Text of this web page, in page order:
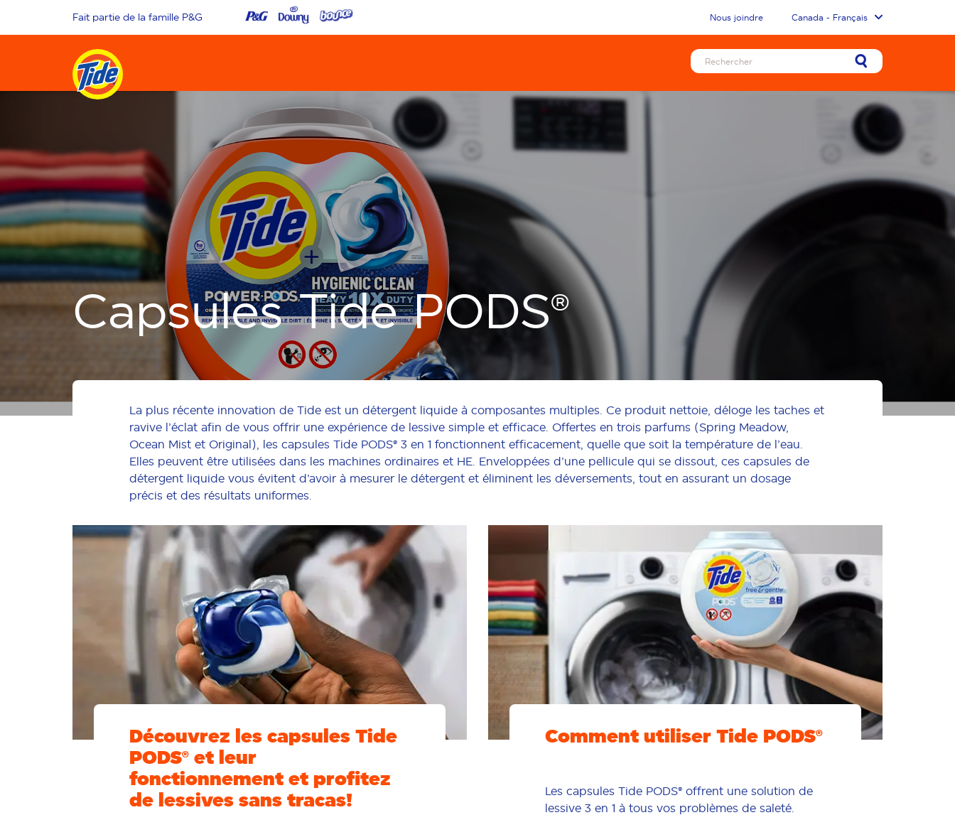
Fait partie de la famille P&G Nous joindre Canada - Français
Capsules Tide PODS®
La plus récente innovation de Tide est un détergent liquide à composantes multiples. Ce produit nettoie, déloge les taches et
ravive l’éclat afin de vous offrir une expérience de lessive simple et efficace. Offertes en trois parfums (Spring Meadow,
Ocean Mist et Original), les capsules Tide PODS® 3 en 1 fonctionnent efficacement, quelle que soit la température de l’eau.
Elles peuvent être utilisées dans les machines ordinaires et HE. Enveloppées d’une pellicule qui se dissout, ces capsules de
détergent liquide vous évitent d’avoir à mesurer le détergent et éliminent les déversements, tout en assurant un dosage
précis et des résultats uniformes.
Découvrez les capsules Tide
PODS® et leur
fonctionnement et profitez
de lessives sans tracas!
Comment utiliser Tide PODS®
Les capsules Tide PODS® offrent une solution de
lessive 3 en 1 à tous vos problèmes de saleté.